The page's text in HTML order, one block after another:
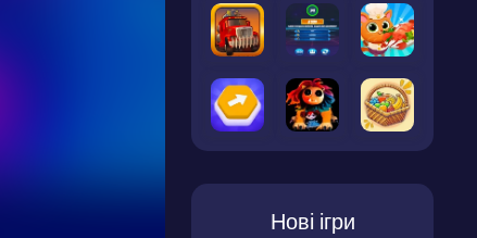
Нові ігри